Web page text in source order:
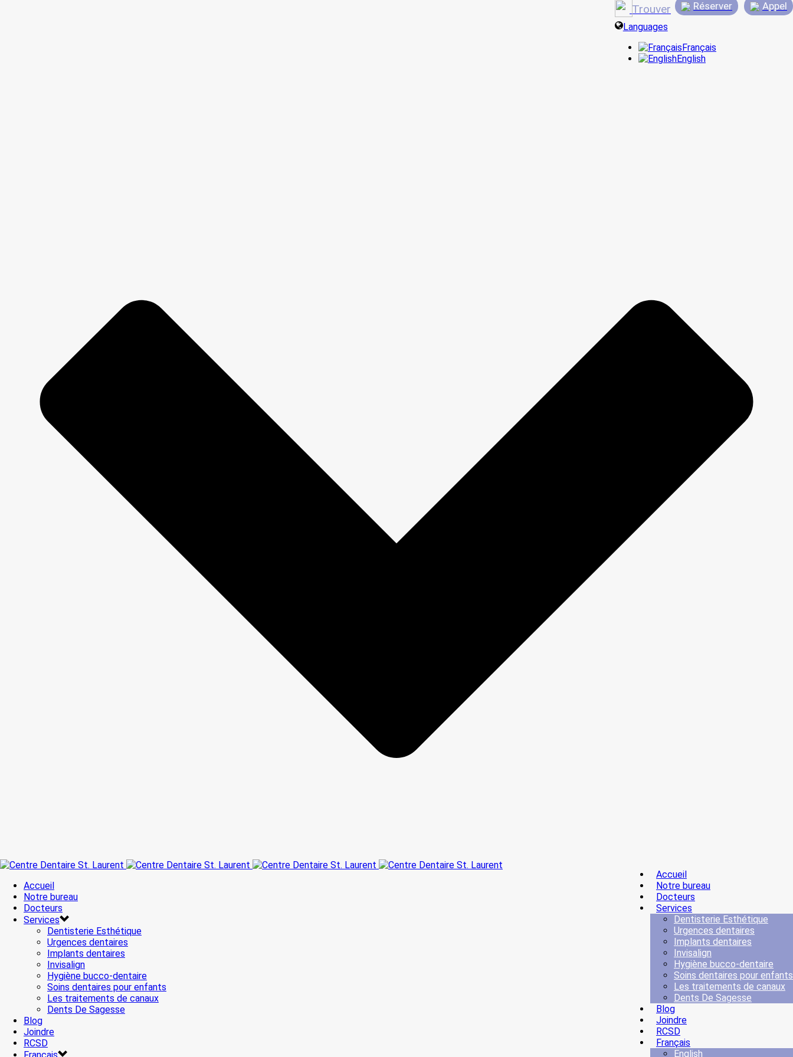
Trouver Réserver Appel
Languages
Français
English
Accueil
Notre bureau
Docteurs
Services
Dentisterie Esthétique
Urgences dentaires
Implants dentaires
Invisalign
Hygiène bucco-dentaire
Soins dentaires pour enfants
Les traitements de canaux
Dents De Sagesse
Blog
Joindre
RCSD
Français
English
Accueil
Notre bureau
Docteurs
Services
Dentisterie Esthétique
Urgences dentaires
Implants dentaires
Invisalign
Hygiène bucco-dentaire
Soins dentaires pour enfants
Les traitements de canaux
Dents De Sagesse
Blog
Joindre
RCSD